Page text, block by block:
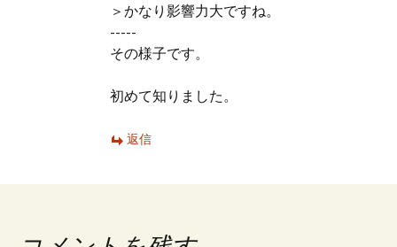
＞かなり影響力大ですね。
-----
その様子です。
初めて知りました。
返信